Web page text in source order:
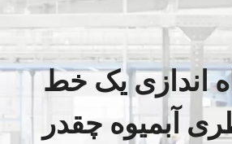
اندازی یک خط
آبمیوه چقدر